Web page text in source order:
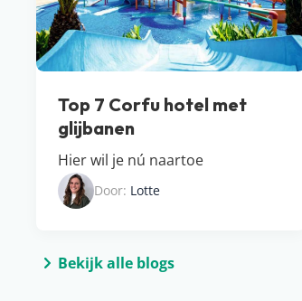
Top 7 Corfu hotel met
glijbanen
Hier wil je nú naartoe
Door: Lotte
Bekijk alle blogs